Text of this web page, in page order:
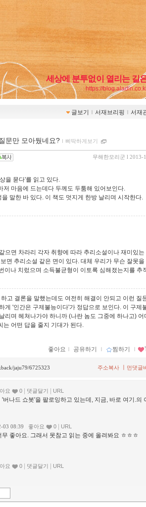
세상에 분투없이 열리는 길
https://
글보기 ｌ 서재브리핑 ｌ 서재
문만 모아뒀네요? ｌ 삐딱하게보기
무해한모리군 l 2013-
을 묻다'를 읽고 있다.
마음에 드는데다 두께도 두툼해 있어보인다.
말한 바 있다. 이 책도 멋지게 한방 날리며 시작한다.
으면 차라리 각자 취향에 따라 추리소설이나 재미있는
면 추리소설 같은 면이 있다. 대체 우리가 무슨 잘못을
이나 치렀으며 소득불균형이 이토록 심해졌는지를 추
고 결론을 말했는데도 여전히 해결이 안되고 이런 질
게 '인간은 구제불능이다'가 정답으로 보인다. 이 구제
리며 헤쳐나가야 하니까 (나란 놈도 그중에 하나고) 어
는 어떤 답을 줄지 기대가 된다.
좋아요 ｌ 공유하기 ｌ 찜하기 ｌ
jaju79/6725323 먼댓글
주소복사
요 0 댓글달기 URL
나드 쇼봇'을 팔로잉하고 있는데, 지금, 바로 여기.의
03 08:39 좋아요 0 URL
좋아요. 그래서 못참고 읽는 중에 올려봐요 ㅎㅎㅎ
요 0 댓글달기 URL